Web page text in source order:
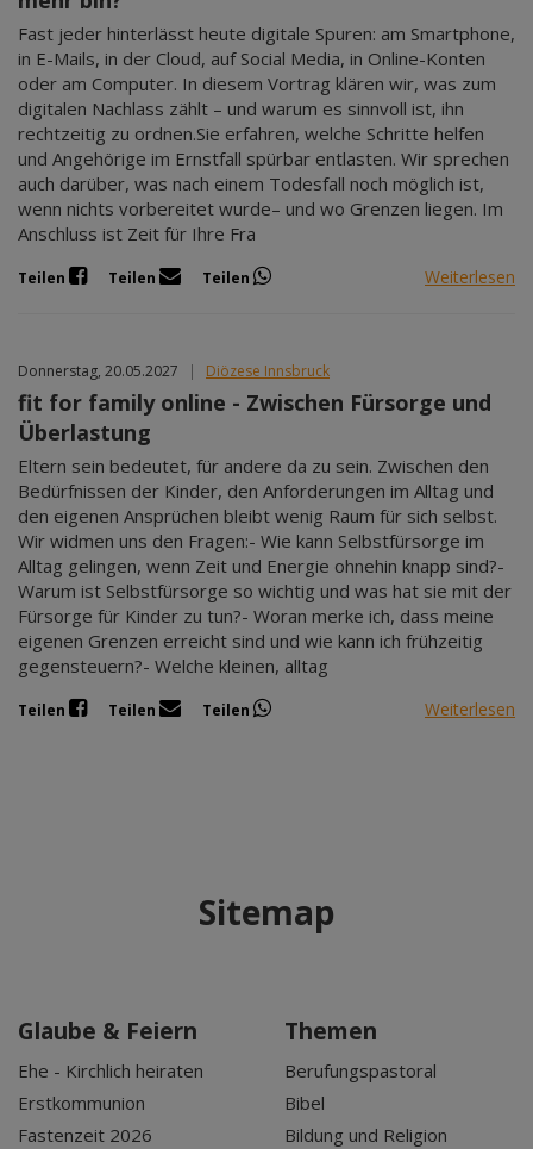
Fast jeder hinterlässt heute digitale Spuren: am Smartphone,
in E-Mails, in der Cloud, auf Social Media, in Online-Konten
oder am Computer. In diesem Vortrag klären wir, was zum
digitalen Nachlass zählt – und warum es sinnvoll ist, ihn
rechtzeitig zu ordnen.Sie erfahren, welche Schritte helfen
und Angehörige im Ernstfall spürbar entlasten. Wir sprechen
auch darüber, was nach einem Todesfall noch möglich ist,
wenn nichts vorbereitet wurde– und wo Grenzen liegen. Im
Anschluss ist Zeit für Ihre Fra
Teilen Teilen Teilen Weiterlesen
Donnerstag, 20.05.2027 | Diözese Innsbruck
fit for family online - Zwischen Fürsorge und
Überlastung
Eltern sein bedeutet, für andere da zu sein. Zwischen den
Bedürfnissen der Kinder, den Anforderungen im Alltag und
den eigenen Ansprüchen bleibt wenig Raum für sich selbst.
Wir widmen uns den Fragen:- Wie kann Selbstfürsorge im
Alltag gelingen, wenn Zeit und Energie ohnehin knapp sind?-
Warum ist Selbstfürsorge so wichtig und was hat sie mit der
Fürsorge für Kinder zu tun?- Woran merke ich, dass meine
eigenen Grenzen erreicht sind und wie kann ich frühzeitig
gegensteuern?- Welche kleinen, alltag
Teilen Teilen Teilen Weiterlesen
Sitemap
Glaube & Feiern
Ehe - Kirchlich heiraten
Erstkommunion
Fastenzeit 2026
Themen
Berufungspastoral
Bibel
Bildung und Religion